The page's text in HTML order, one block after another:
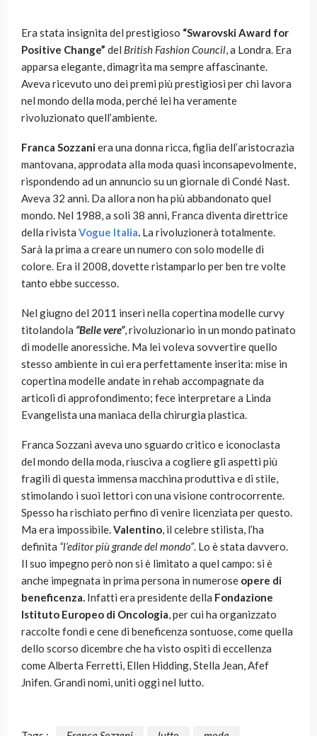
Era stata insignita del prestigioso “Swarovski Award for
Positive Change” del British Fashion Council, a Londra. Era
apparsa elegante, dimagrita ma sempre affascinante.
Aveva ricevuto uno dei premi più prestigiosi per chi lavora
nel mondo della moda, perché lei ha veramente
rivoluzionato quell’ambiente.
Franca Sozzaniera una donna ricca, figlia dell’aristocrazia
mantovana, approdata alla moda quasi inconsapevolmente,
rispondendo ad un annuncio su un giornale di Condé Nast.
Aveva 32 anni. Da allora non ha più abbandonato quel
mondo. Nel 1988, a soli 38 anni, Franca diventa direttrice
della rivista Vogue Italia. La rivoluzionerà totalmente.
Sarà la prima a creare un numero con solo modelle di
colore. Era il 2008, dovette ristamparlo per ben tre volte
tanto ebbe successo.
Nel giugno del 2011 inserì nella copertina modelle curvy
titolandola “Belle vere”, rivoluzionario in un mondo patinato
di modelle anoressiche. Ma lei voleva sovvertire quello
stesso ambiente in cui era perfettamente inserita: mise in
copertina modelle andate in rehab accompagnate da
articoli di approfondimento; fece interpretare a Linda
Evangelista una maniaca della chirurgia plastica.
Franca Sozzani aveva uno sguardo critico e iconoclasta
del mondo della moda, riusciva a cogliere gli aspetti più
fragili di questa immensa macchina produttiva e di stile,
stimolando i suoi lettori con una visione controcorrente.
Spesso ha rischiato perfino di venire licenziata per questo.
Ma era impossibile.Valentino, il celebre stilista, l’ha
definita “l’editor più grande del mondo”. Lo è stata davvero.
Il suo impegno però non si è limitato a quel campo: si è
anche impegnata in prima persona in numerose opere di
beneficenza. Infatti era presidente della Fondazione
Istituto Europeo di Oncologia, per cui ha organizzato
raccolte fondi e cene di beneficenza sontuose, come quella
dello scorso dicembre che ha visto ospiti di eccellenza
come Alberta Ferretti, Ellen Hidding, Stella Jean, Afef
Jnifen. Grandi nomi, uniti oggi nel lutto.